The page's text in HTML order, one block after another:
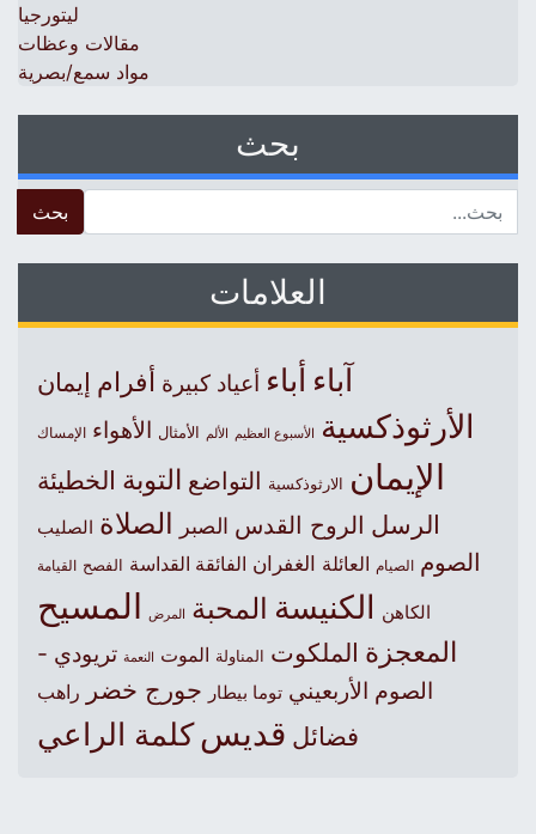
ليتورجيا
مقالات وعظات
مواد سمع/بصرية
بحث
العلامات
آباءأباء أعياد كبيرة أفرام إيمان
الأرثوذكسية الأسبوع العظيم الألم الأمثال الأهواء الإمساك
الإيمان الارثوذكسية التواضع التوبة الخطيئة
الرسل الروح القدس الصبر الصلاة الصليب
الصوم الصيام العائلة الغفران الفائقة القداسة الفصح القيامة
الكاهن الكنيسةالمحبة المرض المسيح
المعجزة الملكوت المناولة الموت النعمة تريودي -
الصوم الأربعيني توما بيطار جورج خضر راهب
فضائل قديس كلمة الراعي